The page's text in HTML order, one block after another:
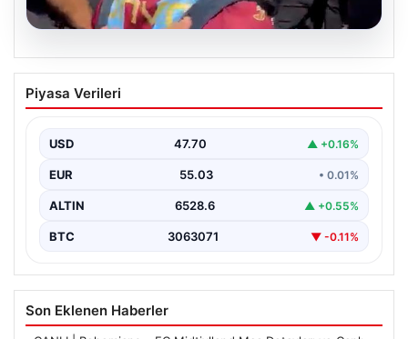
05.08.2026
Mohamed Salah’tan Tarihi İlk Üçlü
Başarı
önemli bir dönüm noktasına imza attı. Takımının
hücum…
Piyasa Verileri
USD 47.70 ▲ +0.16%
EUR 55.03 • 0.01%
ALTIN 6528.6 ▲ +0.55%
BTC 3063071 ▼ -0.11%
Son Eklenen Haberler